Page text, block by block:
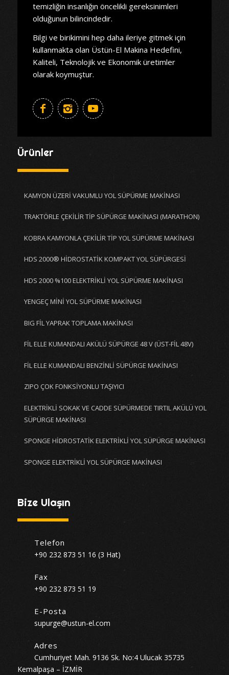
temizliğin insanlığın öncelikli gereksinimleri
olduğunun bilincindedir.
Bilgi ve birikimini hep daha ileriye gitmek için
kullanmakta olan Üstün-El Makina Hedefini,
Kaliteli, Teknolojik ve Ekonomik üretimler
olarak koymuştur.
Ürünler
KAMYON ÜZERİ VAKUMLU YOL SÜPÜRME MAKİNASI
TRAKTÖRLE ÇEKİLİR TİP SÜPÜRGE MAKİNASI (MARATHON)
KOBRA KAMYONLA ÇEKİLİR TİP YOL SÜPÜRME MAKİNASI
HDS 2000® HİDROSTATİK KOMPAKT YOL SÜPÜRGESİ
HDS 2000 %100 ELEKTRİKLİ YOL SÜPÜRME MAKİNASI
YENGEÇ MİNİ YOL SÜPÜRME MAKİNASI
BIG FİL YAPRAK TOPLAMA MAKİNASI
FİL ELLE KUMANDALI AKÜLÜ SÜPÜRGE 48 V (ÜST-FİL 48V)
FİL ELLE KUMANDALI BENZİNLİ SÜPÜRGE MAKİNASI
ZIPO ÇOK FONKSİYONLU TAŞIYICI
ELEKTRİKLİ SOKAK VE CADDE SÜPÜRMEDE TIRTIL AKÜLÜ YOL
SÜPÜRGE MAKİNASI
SPONGE HİDROSTATİK ELEKTRİKLİ YOL SÜPÜRGE MAKİNASI
SPONGE ELEKTRİKLİ YOL SÜPÜRGE MAKİNASI
Bize Ulaşın
Telefon
+90 232 873 51 16 (3 Hat)
Fax
+90 232 873 51 19
E-Posta
supurge@ustun-el.com
Adres
Cumhuriyet Mah. 9136 Sk. No:4 Ulucak 35735
Kemalpaşa – İZMİR